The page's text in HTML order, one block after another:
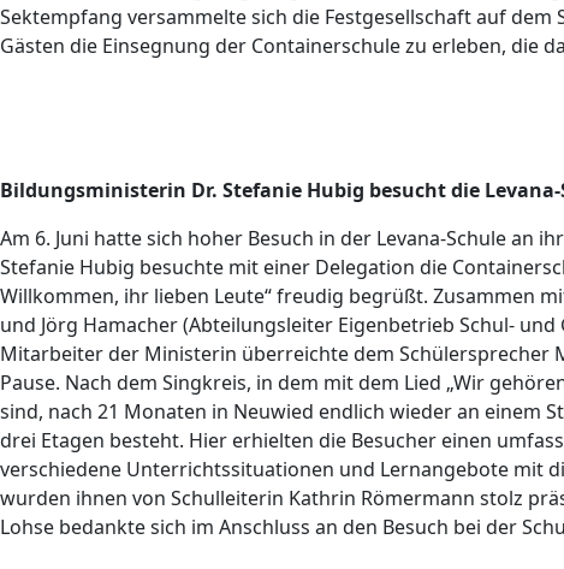
Sektempfang versammelte sich die Festgesellschaft auf
Gästen die Einsegnung der Containerschule zu erleben, die
Bildungsministerin Dr. Stefanie Hubig besucht die Levana-
Am 6. Juni hatte sich hoher Besuch in der Levana-Schule
Stefanie Hubig besuchte mit einer Delegation die
Willkommen, ihr lieben Leute“ freudig begrüßt. Zusammen
und Jörg Hamacher (Abteilungsleiter Eigenbetrieb Schul-
Mitarbeiter der Ministerin überreichte dem Schülersprecher
Pause. Nach dem Singkreis, in dem mit dem Lied „Wir
sind, nach 21 Monaten in Neuwied endlich wieder an einem
drei Etagen besteht. Hier erhielten die Besucher einen
verschiedene Unterrichtssituationen und Lernangebote mit
wurden ihnen von Schulleiterin Kathrin Römermann stolz
Lohse bedankte sich im Anschluss an den Besuch bei der